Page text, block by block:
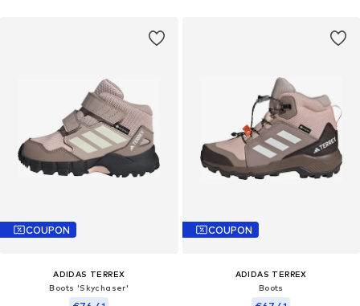
COUPON
ADIDAS TERREX
Boots 'Skychaser'
COUPON
ADIDAS TERREX
Boots